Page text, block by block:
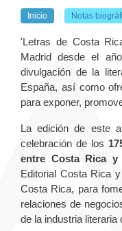
Inicio Notas
'Letras de Costa
Madrid desde el
divulgación de la
España, así como
para exponer,
La edición de este
celebración de los
entre Costa Rica y
Editorial Costa Rica
Costa Rica, para
relaciones de
de la industria